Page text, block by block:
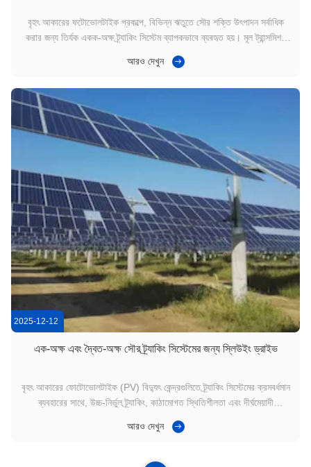
বৃহৎ আকারের ফটোভোলটাইক প্রকল্পে, বিভিন্ন ঋতুতে সৌর শক্তি উৎপাদন সর্বাধিক
করার জন্য তির্যক একক-অক্ষ ট্র্যাকিং সিস্টেম ব্যাপকভাবে ব্যবহৃত হয়। মূল ট্রান্সমিশন
নামেও পরিচিত) মসৃণ ঘূর্ণন, সঠিক ট্র্যাকিং এবং দীর্ঘমেয়াদী কাঠা...
আরও দেখুন
2025-12-12
এক-অক্ষ এবং দ্বৈত-অক্ষ সৌর ট্র্যাকিং সিস্টেমের জন্য স্লিউইং ড্রাইভ
বৃহৎ আকারের ফোটোভোলটাইক (PV) বিদ্যুৎ কেন্দ্রগুলিতে ট্র্যাকিং সিস্টেমের ক্রমবর্ধমান
ব্যবহারের সাথে, উচ্চ-নির্ভুল ট্র্যাকিং, কাঠামোগত স্থিতিশীলতা এবং দীর্ঘমেয়াদী
একটি মূল উপাদান, যা PV অ্যারের নিরাপদ ঘূর্ণন সক্ষম করে। ...
আরও দেখুন